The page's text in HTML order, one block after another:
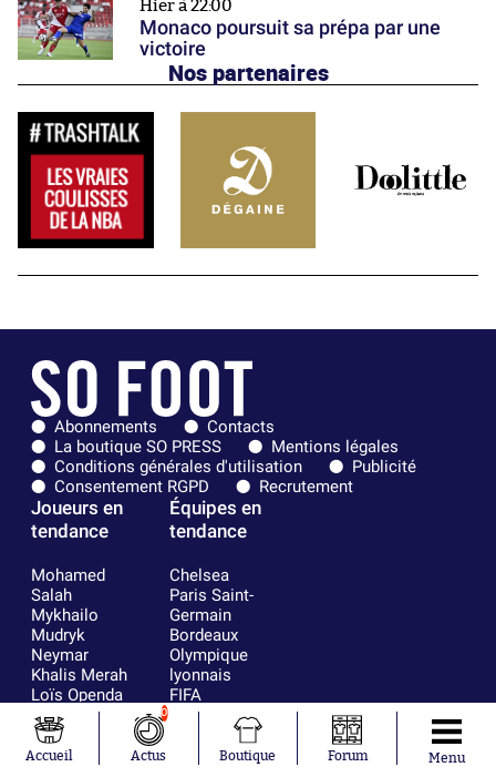
Hier à 22:00
Monaco poursuit sa prépa par une
victoire
Nos partenaires
Abonnements
Contacts
La boutique SO PRESS
Mentions légales
Conditions générales d'utilisation
Publicité
Consentement RGPD
Recrutement
Joueurs en
tendance
Mohamed
Salah
Mykhailo
Mudryk
Neymar
Khalis Merah
Loïs Openda
Moussa
Niakhaté
Nicolás
Équipes en
tendance
Chelsea
Paris Saint-
Germain
Bordeaux
Olympique
lyonnais
FIFA
Real Madrid
RC Strasbourg
AC Milan
Accueil
0
Actus Boutique Forum Menu